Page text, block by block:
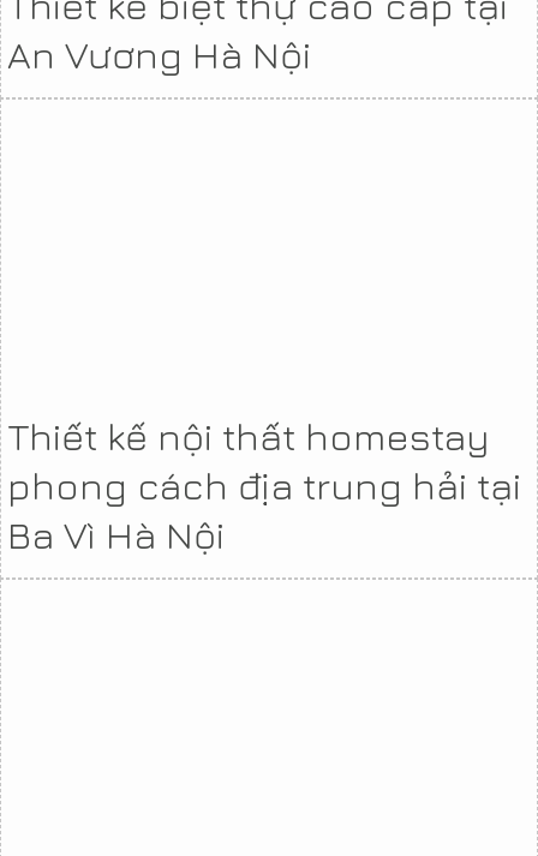
An Vương Hà Nội
Thiết kế nội thất homestay
phong cách địa trung hải tại
Ba Vì Hà Nội